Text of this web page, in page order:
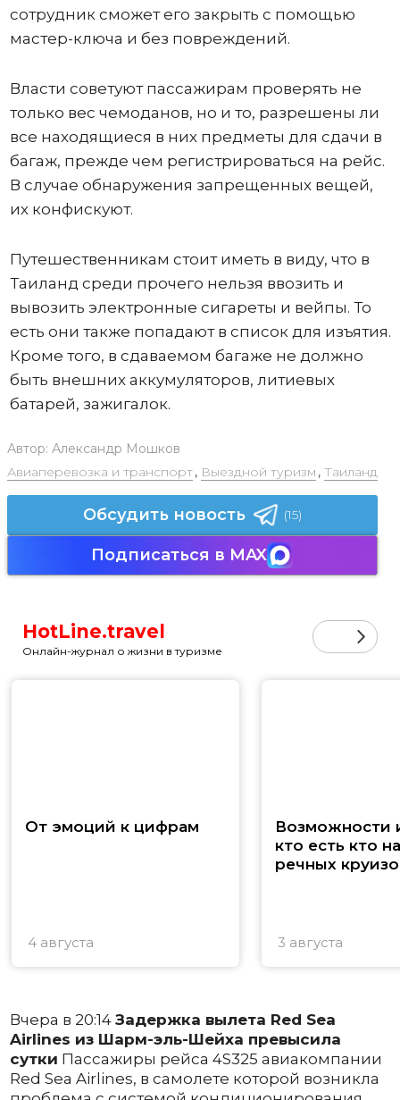
сотрудник сможет его закрыть с помощью
мастер-ключа и без повреждений.
Власти советуют пассажирам проверять не
только вес чемоданов, но и то, разрешены ли
все находящиеся в них предметы для сдачи в
багаж, прежде чем регистрироваться на рейс.
В случае обнаружения запрещенных вещей,
их конфискуют.
Путешественникам стоит иметь в виду, что в
Таиланд среди прочего нельзя ввозить и
вывозить электронные сигареты и вейпы. То
есть они также попадают в список для изъятия.
Кроме того, в сдаваемом багаже не должно
быть внешних аккумуляторов, литиевых
батарей, зажигалок.
Автор: Александр Мошков
Авиаперевозка и транспорт, Выездной туризм , Таиланд
Обсудить новость (15)
Подписаться в MAX
HotLine.travel
Онлайн-журнал о жизни в туризме
От эмоций к цифрам
4 августа
Возможности
кто есть кто
речных
3 августа
Вчера в 20:14 Задержка вылета Red Sea
Airlines из Шарм-эль-Шейха превысила
сутки Пассажиры рейса 4S325 авиакомпании
Red Sea Airlines, в самолете которой возникла